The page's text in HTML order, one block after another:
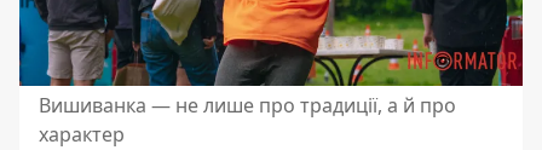
Вишиванка — не лише про традиції, а й про
характер